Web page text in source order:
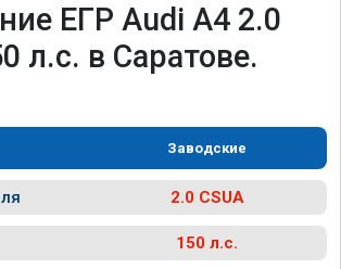
ЕГР Audi A4 2.0
л.с. в Саратове.
Заводские
2.0 CSUA
150 л.с.